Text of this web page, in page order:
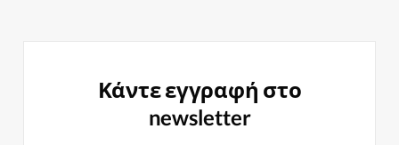
Κάντε εγγραφή στο
newsletter